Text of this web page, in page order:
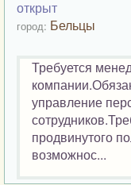
открыт
город: Бельцы
Требуется
управление
продвинутого
возможнос...